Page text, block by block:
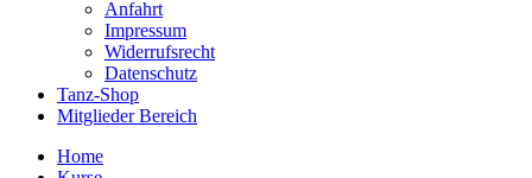
Anfahrt
Impressum
Widerrufsrecht
Datenschutz
Tanz-Shop
Mitglieder Bereich
Home